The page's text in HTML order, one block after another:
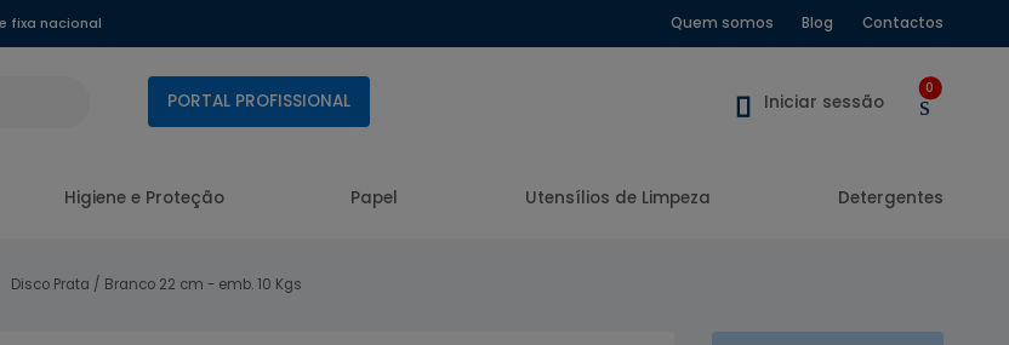
fixa nacional Quem somos Blog Contactos
PORTAL PROFISSIONAL Iniciar sessão
0
Higiene e Proteção Papel Utensílios de Limpeza Detergentes
Disco Prata / Branco 22 cm - emb. 10 Kgs